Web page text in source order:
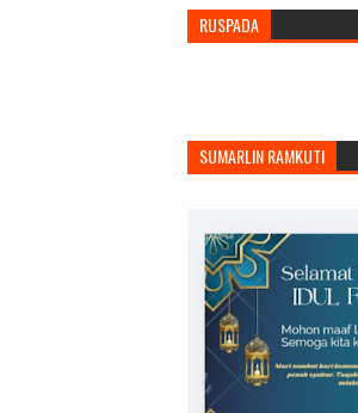
RUSPADA
SUMARLIN RAMKUTI